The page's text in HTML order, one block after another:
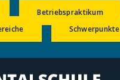
Betriebspraktikum
Schwerpunkte